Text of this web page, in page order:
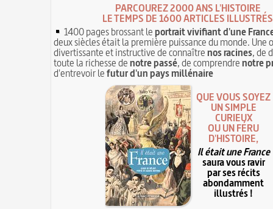
PARCOUREZ 2000 ANS L'HISTOIRE
LE TEMPS DE 1600 ARTICLES ILLUSTRÉS
1400 pages brossant leportrait vivifiant d'une
deux siècles était la première puissance du monde. Une
divertissante et instructive de connaîtrenos racines, de
toute la richesse denotre passé, de comprendrenotre
d'entrevoir lefutur d'un pays millénaire
QUE VOUS SOYEZ
UN SIMPLE
CURIEUX
OU UN FÉRU
D'HISTOIRE,
Il était une France
saura vous ravir
par ses récits
abondamment
illustrés !